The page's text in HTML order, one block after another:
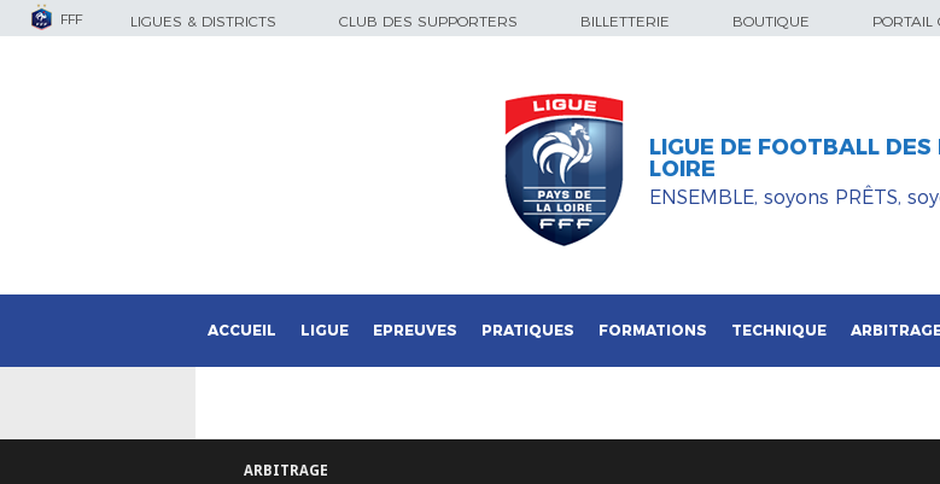
FFF LIGUES & DISTRICTS CLUB DES SUPPORTERS BILLETTERIE BOUTIQUE PORTAIL
LIGUE DE FOOTBALL DES
LOIRE
ENSEMBLE, soyons PRÊTS,
ACCUEIL LIGUE EPREUVES PRATIQUES FORMATIONS TECHNIQUE
ARBITRAGE